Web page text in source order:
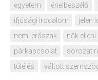
egyetem
énelbeszélő
ifjúsági irodalom
jelen
nemi erőszak
nők
párkapcsolat
sorozat
túlélés
váltott